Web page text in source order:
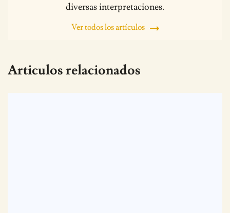
diversas interpretaciones.
Ver todos los artículos
Articulos relacionados